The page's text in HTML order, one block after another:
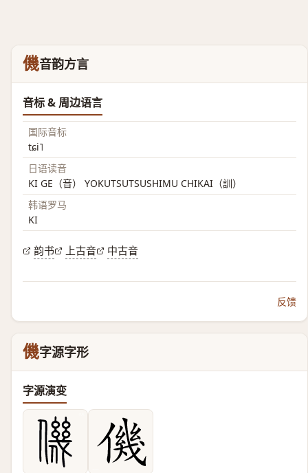
僟音韵方言
音标 & 周边语言
国际音标
tɕi˥
日语读音
KI GE（音） YOKUTSUTSUSHIMU CHIKAI（訓）
韩语罗马
KI
韵书 上古音 中古音
反馈
僟字源字形
字源演变